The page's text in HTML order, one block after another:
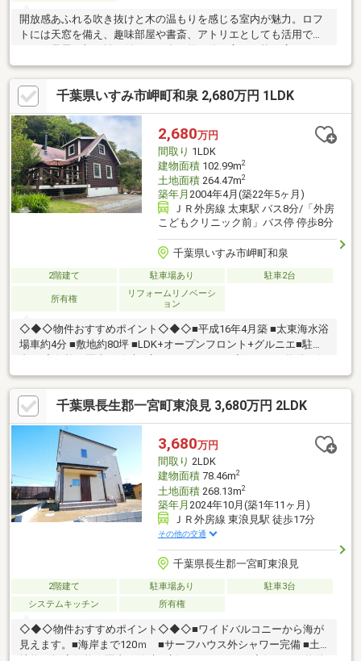
開放感あふれる吹き抜けと木の温もりを感じる室内が魅力。ロフ
トには天窓を備え、趣味部屋や書斎、アトリエとしても活用でき
た敷地で家庭菜園やガーデニングも楽しめます。現地合流・解散
大歓迎！実際に物件を見ていただくことがとにかく一番です！！
事前にご予約いただければ時間外でのご案内も可能です♪「住宅ロ
ーンが不安…」と言うお客様へ！自社グループで住宅ローンを取
り扱っている弊社だからこそ出来るご提案がございます！貸金業
務取扱主任者の資格保有者も居ますので、不動産会社選びで迷っ
ている方はぜひ一度ご相談ください♪
千葉県いすみ市岬町和泉 2,680万円 1LDK
2,680万円
間取り 1LDK
建物面積102.99m2
土地面積264.47m2
築年月 2004年4月(築22年5ヶ月)
ＪＲ外房線 太東駅 バス8分/「外房
こどもクリニック前」バス停 停歩8分
千葉県いすみ市岬町和泉
2階建て 駐車場あり 駐車2台
所有権
リフォームリノベーシ
ョン
◇◆◇物件おすすめポイント◇◆◇■平成16年4月築 ■太東海水浴
場車約4分 ■敷地約80坪 ■LDK+オープンフロント+グルニエ■駐車2
格変更や、物件の状況もいち早くわかって便利な『お気に入り追
加』をぜひご利用ください♪
千葉県長生郡一宮町東浪見 3,680万円 2LDK
3,680万円
間取り 2LDK
建物面積78.46m2
土地面積268.13m2
築年月 2024年10月(築1年11ヶ月)
ＪＲ外房線 東浪見駅 徒歩17分
その他の交通
千葉県長生郡一宮町東浪見
2階建て 駐車場あり
駐車3台
システムキッチン
所有権
◇◆◇物件おすすめポイント◇◆◇■ワイドバルコニーから海が
見えます。■海岸まで120ｍ ■サーフハウス外シャワー完備 ■土